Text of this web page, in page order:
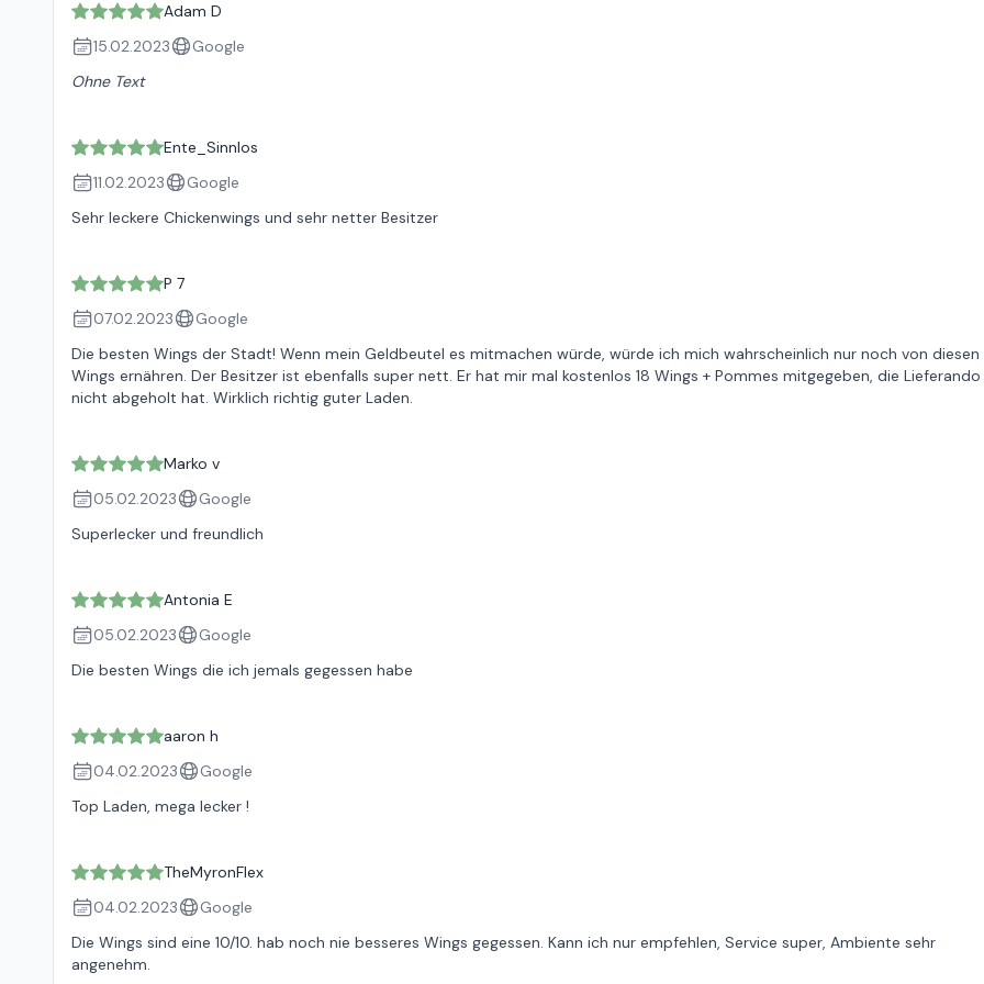
Adam D
15.02.2023
Google
Ohne Text
Ente_Sinnlos
11.02.2023
Google
Sehr leckere Chickenwings und sehr netter Besitzer
P 7
07.02.2023
Google
Die besten Wings der Stadt! Wenn mein Geldbeutel es mitmachen würde, würde ich mich wahrscheinlich nur noch von diesen
Wings ernähren. Der Besitzer ist ebenfalls super nett. Er hat mir mal kostenlos 18 Wings + Pommes mitgegeben, die Lieferando
nicht abgeholt hat. Wirklich richtig guter Laden.
Marko v
05.02.2023
Google
Superlecker und freundlich
Antonia E
05.02.2023
Google
Die besten Wings die ich jemals gegessen habe
aaron h
04.02.2023
Google
Top Laden, mega lecker !
TheMyronFlex
04.02.2023
Google
Die Wings sind eine 10/10. hab noch nie besseres Wings gegessen. Kann ich nur empfehlen, Service super, Ambiente sehr
angenehm.